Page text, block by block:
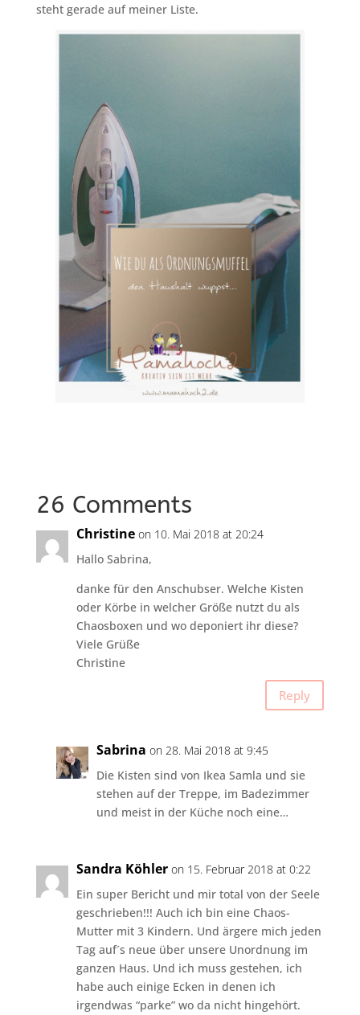
steht gerade auf meiner Liste.
26 Comments
Christine on 10. Mai 2018 at 20:24
Hallo Sabrina,
danke für den Anschubser. Welche Kisten
oder Körbe in welcher Größe nutzt du als
Chaosboxen und wo deponiert ihr diese?
Viele Grüße
Christine
Reply
Sabrina on 28. Mai 2018 at 9:45
Die Kisten sind von Ikea Samla und sie
stehen auf der Treppe, im Badezimmer
und meist in der Küche noch eine…
Sandra Köhler on 15. Februar 2018 at 0:22
Ein super Bericht und mir total von der Seele
geschrieben!!! Auch ich bin eine Chaos-
Mutter mit 3 Kindern. Und ärgere mich jeden
Tag auf´s neue über unsere Unordnung im
ganzen Haus. Und ich muss gestehen, ich
habe auch einige Ecken in denen ich
irgendwas “parke” wo da nicht hingehört.